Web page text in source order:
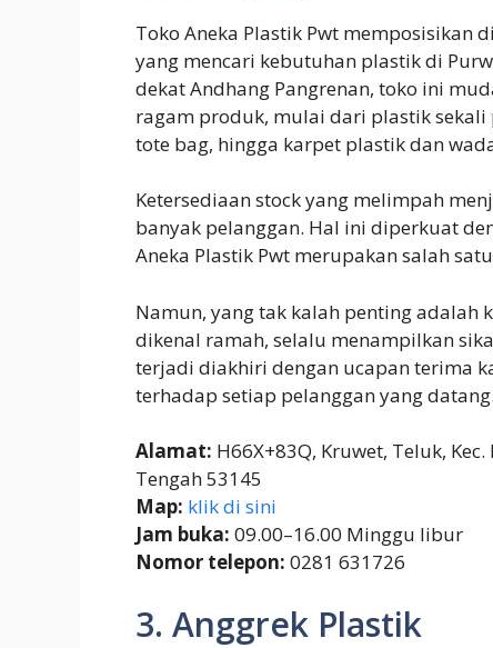
Toko Aneka Plastik Pwt memposisikan
yang mencari kebutuhan plastik di
dekat Andhang Pangrenan, toko ini
ragam produk, mulai dari plastik
tote bag, hingga karpet plastik dan
Ketersediaan stock yang melimpah
banyak pelanggan. Hal ini diperkuat
Aneka Plastik Pwt merupakan salah
Namun, yang tak kalah penting adalah
dikenal ramah, selalu menampilkan
terjadi diakhiri dengan ucapan terima
terhadap setiap pelanggan yang datang.
Alamat: H66X+83Q, Kruwet, Teluk,
Tengah 53145
Map: klik di sini
Jam buka: 09.00–16.00 Minggu libur
Nomor telepon: 0281 631726
3. Anggrek Plastik